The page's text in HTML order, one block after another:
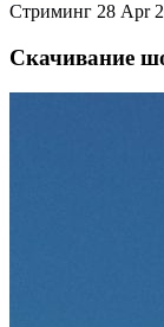
Стриминг 28 Apr
Скачивание